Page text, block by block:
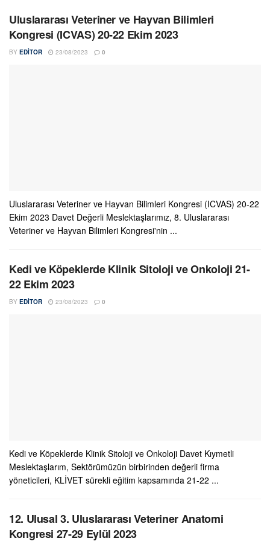
Uluslararası Veteriner ve Hayvan Bilimleri
Kongresi (ICVAS) 20-22 Ekim 2023
BY EDITOR 23/08/2023 0
Uluslararası Veteriner ve Hayvan Bilimleri Kongresi (ICVAS) 20-22
Ekim 2023 Davet Değerli Meslektaşlarımız, 8. Uluslararası
Veteriner ve Hayvan Bilimleri Kongresi'nin ...
Kedi ve Köpeklerde Klinik Sitoloji ve Onkoloji 21-
22 Ekim 2023
BY EDITOR 23/08/2023 0
Kedi ve Köpeklerde Klinik Sitoloji ve Onkoloji Davet Kıymetli
Meslektaşlarım, Sektörümüzün birbirinden değerli firma
yöneticileri, KLİVET sürekli eğitim kapsamında 21-22 ...
12. Ulusal 3. Uluslararası Veteriner Anatomi
Kongresi 27-29 Eylül 2023